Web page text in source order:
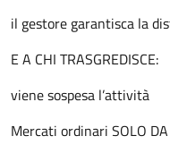
il gestore garantisca la
E A CHI TRASGREDISCE:
viene sospesa l’attività
Mercati ordinari SOLO